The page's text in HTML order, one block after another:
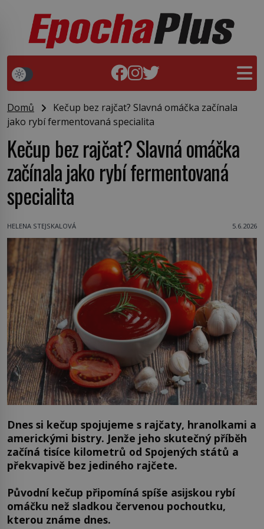
Domů
Kečup bez rajčat? Slavná omáčka začínala
jako rybí fermentovaná specialita
Kečup bez rajčat? Slavná omáčka
začínala jako rybí fermentovaná
specialita
HELENA STEJSKALOVÁ 5.6.2026
Dnes si kečup spojujeme s rajčaty, hranolkami a
americkými bistry. Jenže jeho skutečný příběh
začíná tisíce kilometrů od Spojených států a
překvapivě bez jediného rajčete.
Původní kečup připomíná spíše asijskou rybí
omáčku než sladkou červenou pochoutku,
kterou známe dnes.